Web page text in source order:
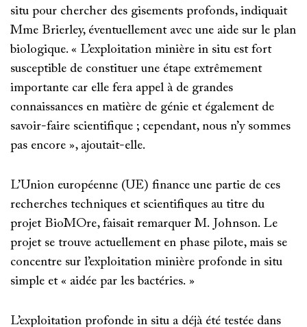
situ pour chercher des gisements profonds, indiquait
Mme Brierley, éventuellement avec une aide sur le plan
biologique. « L’exploitation minière in situ est fort
susceptible de constituer une étape extrêmement
importante car elle fera appel à de grandes
connaissances en matière de génie et également de
savoir-faire scientifique ; cependant, nous n’y sommes
pas encore », ajoutait-elle.
L’Union européenne (UE) finance une partie de ces
recherches techniques et scientifiques au titre du
projet BioMOre, faisait remarquer M. Johnson. Le
projet se trouve actuellement en phase pilote, mais se
concentre sur l’exploitation minière profonde in situ
simple et « aidée par les bactéries. »
L’exploitation profonde in situ a déjà été testée dans